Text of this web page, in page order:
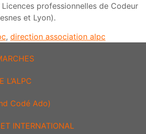
professionnelles de Codeur
et Lyon).
, direction association alpc
L’ALPC
Codé Ado)
INTERNATIONAL